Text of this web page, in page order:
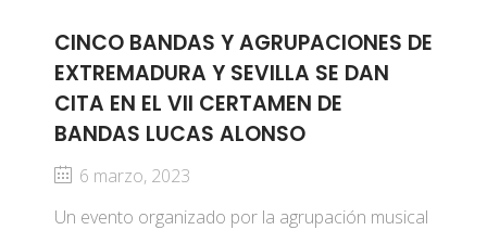
CINCO BANDAS Y AGRUPACIONES DE
EXTREMADURA Y SEVILLA SE DAN
CITA EN EL VII CERTAMEN DE
BANDAS LUCAS ALONSO
6 marzo, 2023
Un evento organizado por la agrupación musical